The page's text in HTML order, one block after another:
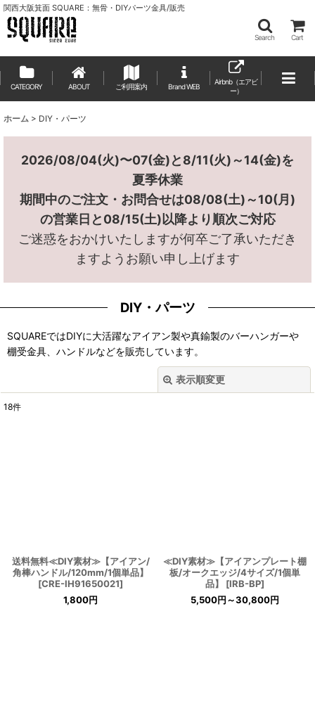
関西大阪箕面 SQUARE：無骨・DIYパーツ金具/販売
Search Cart
CATEGORY ABOUT ご利用案内
Airbnb（エアビ
ー）
ホーム > DIY・パーツ
2026/08/04(火)〜07(金)と8/11(火)～14(金)を
夏季休業
期間中のご注文・お問合せは08/08(土)～10(月)
の営業日と08/15(土)以降より順次ご対応
ご迷惑をおかけいたしますが何卒ご了承いただき
ますようお願い申し上げます
DIY・パーツ
SQUAREではDIYに大活躍なアイアン製や真鍮製のバーハンガーや
棚受金具、ハンドルなどを販売しています。
表示順変更
18件
送料無料≪DIY素材≫【アイアン/
角棒ハンドル/120mm/1個単品】
[CRE-IH91650021]
1,800円
≪DIY素材≫【アイアンプレート棚
板/オークエッジ/4サイズ/1個単
品】
[IRB-BP]
5,500円～30,800円